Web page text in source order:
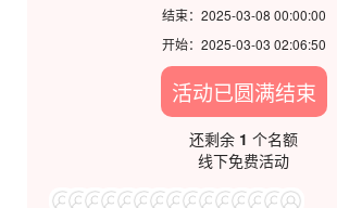
结束：2025-03-08 00:00:00
开始：2025-03-03 02:06:50
活动已圆满结束
还剩余 1 个名额
线下免费活动